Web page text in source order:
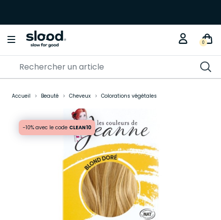
0
Accueil Beauté Cheveux Colorations végétales
-10% avec le code CLEAN10